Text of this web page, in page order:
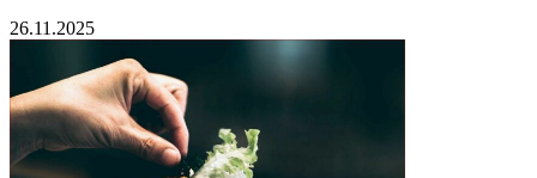
26.11.2025